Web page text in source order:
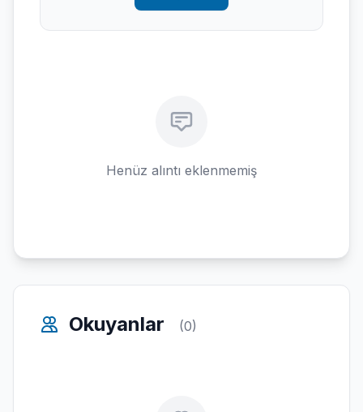
Henüz alıntı eklenmemiş
Okuyanlar (0)